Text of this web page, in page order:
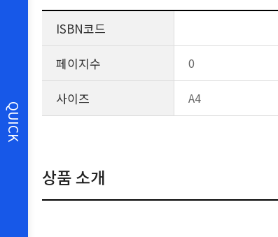
QUICK
ISBN코드
페이지수
0
사이즈 A4
상품 소개